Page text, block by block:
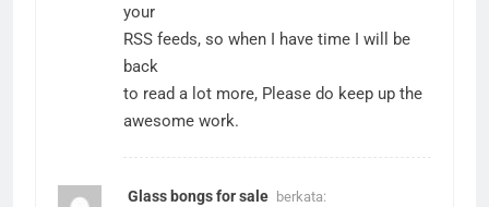
your
RSS feeds, so when I have time I will be
back
to read a lot more, Please do keep up the
awesome work.
Glass bongs for sale berkata: